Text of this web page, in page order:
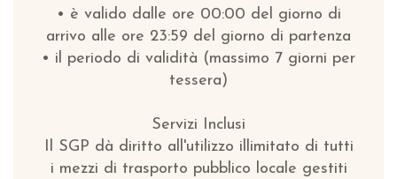
• è valido dalle ore 00:00 del giorno di
arrivo alle ore 23:59 del giorno di partenza
• il periodo di validità (massimo 7 giorni per
tessera)
Servizi Inclusi
Il SGP dà diritto all'utilizzo illimitato di tutti
i mezzi di trasporto pubblico locale gestiti